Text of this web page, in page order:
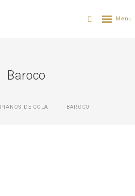
Baroco
PIANOS DE COLA BAROCO